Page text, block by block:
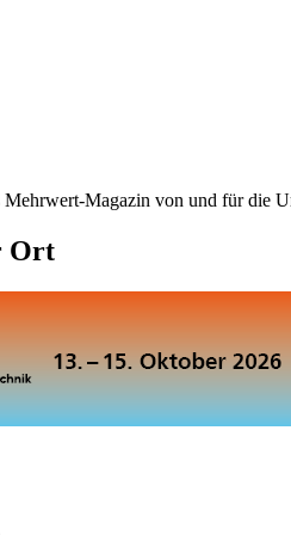
Magazin von und für die
Ort